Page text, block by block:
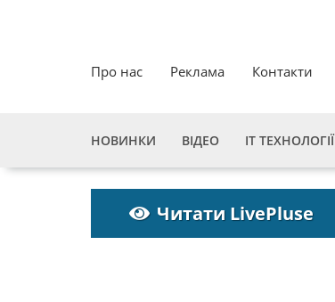
Про нас Реклама Контакти
НОВИНКИ ВІДЕО ІТ ТЕХНОЛОГІЇ
Читати LivePluse